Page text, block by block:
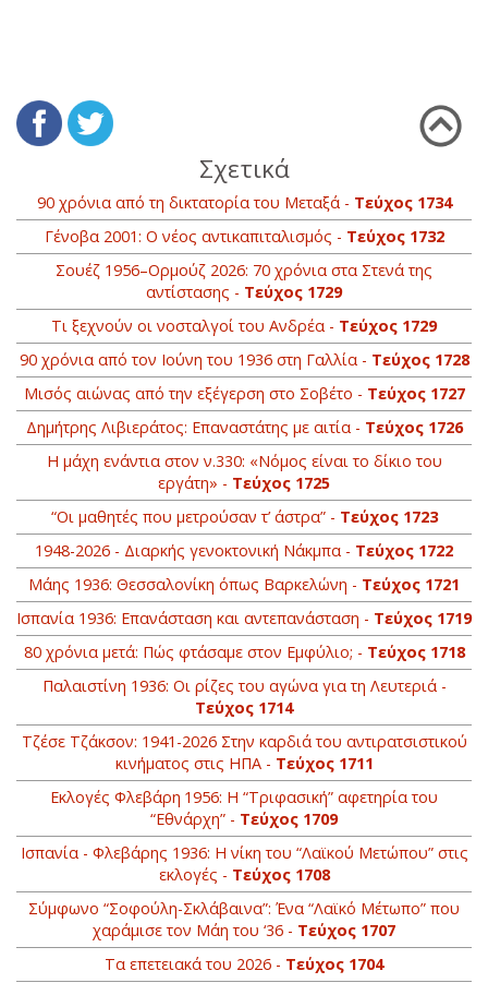
Σχετικά
90 χρόνια από τη δικτατορία του Μεταξά - Τεύχος 1734
Γένοβα 2001: Ο νέος αντικαπιταλισμός - Τεύχος 1732
Σουέζ 1956–Ορμούζ 2026: 70 χρόνια στα Στενά της
αντίστασης - Τεύχος 1729
Τι ξεχνούν οι νοσταλγοί του Ανδρέα - Τεύχος 1729
90 χρόνια από τον Ιούνη του 1936 στη Γαλλία - Τεύχος 1728
Mισός αιώνας από την εξέγερση στο Σοβέτο - Τεύχος 1727
Δημήτρης Λιβιεράτος: Επαναστάτης με αιτία - Τεύχος 1726
Η μάχη ενάντια στον ν.330: «Νόμος είναι το δίκιο του
εργάτη» - Τεύχος 1725
“Οι μαθητές που μετρούσαν τ’ άστρα” - Τεύχος 1723
1948-2026 - Διαρκής γενοκτονική Νάκμπα - Τεύχος 1722
Μάης 1936: Θεσσαλονίκη όπως Βαρκελώνη - Τεύχος 1721
Ισπανία 1936: Επανάσταση και αντεπανάσταση - Τεύχος 1719
80 χρόνια μετά: Πώς φτάσαμε στον Εμφύλιo; - Τεύχος 1718
Παλαιστίνη 1936: Οι ρίζες του αγώνα για τη Λευτεριά -
Τεύχος 1714
Τζέσε Τζάκσον: 1941-2026 Στην καρδιά του αντιρατσιστικού
κινήματος στις ΗΠΑ - Τεύχος 1711
Εκλογές Φλεβάρη 1956: Η “Τριφασική” αφετηρία του
“Εθνάρχη” - Τεύχος 1709
Ισπανία - Φλεβάρης 1936: Η νίκη του “Λαϊκού Μετώπου” στις
εκλογές - Τεύχος 1708
Σύμφωνο “Σοφούλη-Σκλάβαινα”: Ένα “Λαϊκό Μέτωπο” που
χαράμισε τον Μάη του ‘36 - Τεύχος 1707
Τα επετειακά του 2026 - Τεύχος 1704